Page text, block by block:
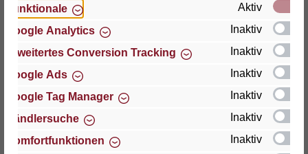
Hersteller
Für Fragen zu Produkt, Produktsicherheit oder
technische Unterstützung wenden Sie sich bitte an:
Thomas GmbH + Co. Sitz- und Liegemöbel KG
"Lattoflex"
Funktionale
Aktiv
Google Analytics
Inaktiv
Erweitertes Conversion Tracking
Inaktiv
Google Ads
Inaktiv
Google Tag Manager
Inaktiv
Händlersuche
Inaktiv
Komfortfunktionen
Inaktiv